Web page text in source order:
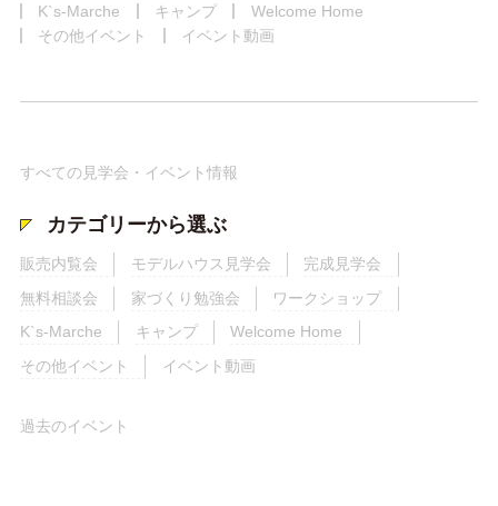
K`s-Marche
キャンプ
Welcome Home
その他イベント
イベント動画
すべての見学会・イベント情報
カテゴリーから選ぶ
販売内覧会 モデルハウス見学会
完成見学会
無料相談会
家づくり勉強会
ワークショップ
K`s-Marche
キャンプ
Welcome Home
その他イベント
イベント動画
過去のイベント